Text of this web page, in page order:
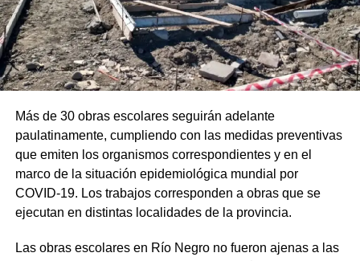
Más de 30 obras escolares seguirán adelante
paulatinamente, cumpliendo con las medidas preventivas
que emiten los organismos correspondientes y en el
marco de la situación epidemiológica mundial por
COVID-19. Los trabajos corresponden a obras que se
ejecutan en distintas localidades de la provincia.
Las obras escolares en Río Negro no fueron ajenas a las